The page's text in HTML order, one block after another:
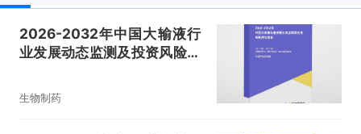
2026-2032年中国大输液行
业发展动态监测及投资风险评
生物制药